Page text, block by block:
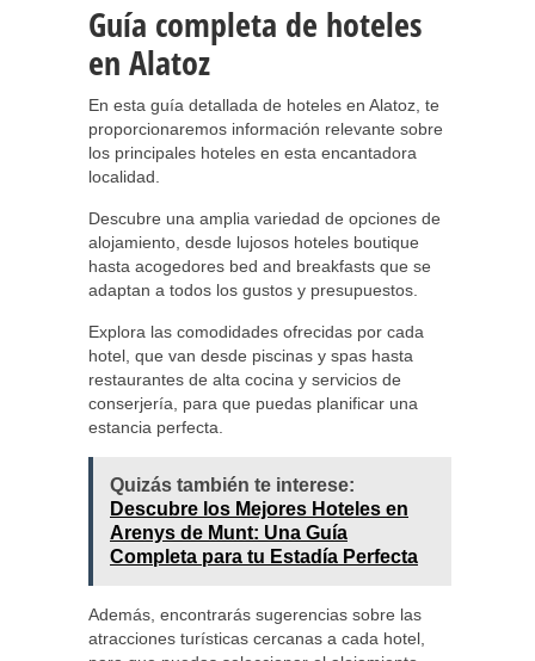
Guía completa de hoteles
en Alatoz
En esta guía detallada de hoteles en Alatoz, te
proporcionaremos información relevante sobre
los principales hoteles en esta encantadora
localidad.
Descubre una amplia variedad de opciones de
alojamiento, desde lujosos hoteles boutique
hasta acogedores bed and breakfasts que se
adaptan a todos los gustos y presupuestos.
Explora las comodidades ofrecidas por cada
hotel, que van desde piscinas y spas hasta
restaurantes de alta cocina y servicios de
conserjería, para que puedas planificar una
estancia perfecta.
Quizás también te interese:
Descubre los Mejores Hoteles en
Arenys de Munt: Una Guía
Completa para tu Estadía Perfecta
Además, encontrarás sugerencias sobre las
atracciones turísticas cercanas a cada hotel,